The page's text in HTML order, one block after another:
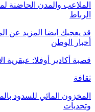
الملاعب والمدن الحاضنة
الرباط
قد يعجبك ايضا المزيد عن
أخبار الوطن
قصبة أكادير أوفلا: عبقرية
ثقافة
المخزون المائي للسدود
وتحديات